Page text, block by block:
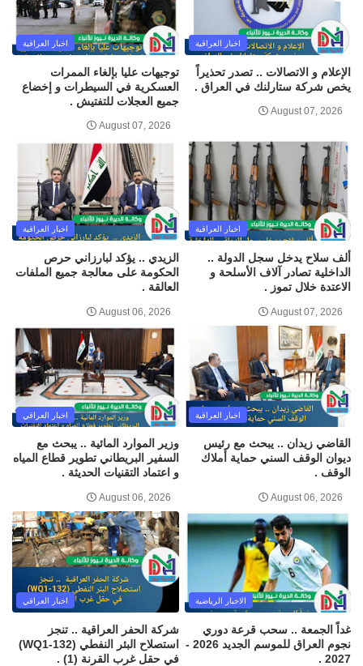
اخبار العراقية
الإعلام و الاتصالات .. تصدر تحذيراً
يخص شركة ستارلنك في العراق .
August 07, 2026
اخبار العراقية
توجيهات عليا بإلغاء الممرات
العسكرية في السيطرات و إخضاع
جميع العجلات للتفتيش .
August 07, 2026
اخبار العراقية
ألف سلاح يدخل سجل الدولة ..
الداخلية تصادر آلاف الأسلحة و
الاعتدة خلال تموز .
August 07, 2026
اخبار العراقية
الزيدي .. يؤكد لبارزاني حرص
الحكومة على معالجة جميع الملفات
العالقة .
August 06, 2026
اخبار العراقية
القاضي زيدان .. يبحث مع رئيس
ديوان الوقف السني حماية أملاك
الوقف .
August 06, 2026
اخبار العراقي
وزير الموارد المائية .. يبحث مع
السفير البريطاني تطوير قطاع المياه
و اعتماد التقنيات الحديثة .
August 06, 2026
الاخبار الرياضية
غداً الجمعة .. سحب قرعة دوري
نجوم العراق للموسم الجديد 2026 -
2027 .
اخبار العراقي
شركة الحفر العراقية .. تنجز
استصلاح البئر النفطي (WQ1-132)
في حقل غرب القرنة (1) .